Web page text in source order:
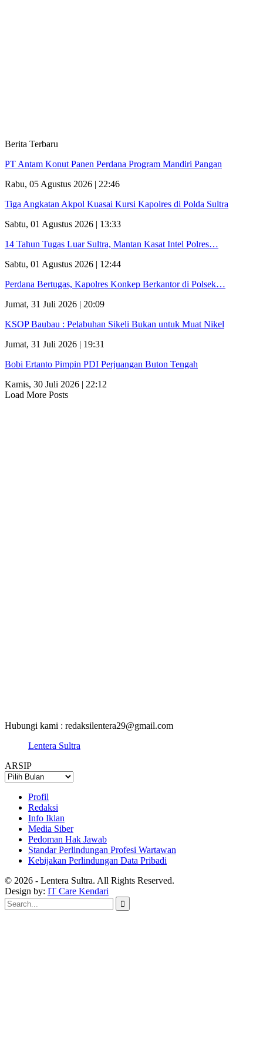
Berita Terbaru
PT Antam Konut Panen Perdana Program Mandiri Pangan
Rabu, 05 Agustus 2026 | 22:46
Tiga Angkatan Akpol Kuasai Kursi Kapolres di Polda Sultra
Sabtu, 01 Agustus 2026 | 13:33
14 Tahun Tugas Luar Sultra, Mantan Kasat Intel Polres…
Sabtu, 01 Agustus 2026 | 12:44
Perdana Bertugas, Kapolres Konkep Berkantor di Polsek…
Jumat, 31 Juli 2026 | 20:09
KSOP Baubau : Pelabuhan Sikeli Bukan untuk Muat Nikel
Jumat, 31 Juli 2026 | 19:31
Bobi Ertanto Pimpin PDI Perjuangan Buton Tengah
Kamis, 30 Juli 2026 | 22:12
Load More Posts
Hubungi kami : redaksilentera29@gmail.com
Lentera Sultra
ARSIP
ARSIP
Profil
Redaksi
Info Iklan
Media Siber
Pedoman Hak Jawab
Standar Perlindungan Profesi Wartawan
Kebijakan Perlindungan Data Pribadi
© 2026 - Lentera Sultra. All Rights Reserved.
Design by: IT Care Kendari